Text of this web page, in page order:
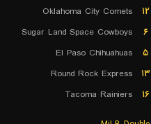
۱۲
Oklahoma City Comets
۶
Sugar Land Space Cowboys
۵
El Paso Chihuahuas
۱۳
Round Rock Express
۱۶ Tacoma Rainiers